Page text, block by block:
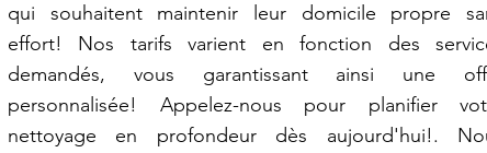
qui souhaitent maintenir leur domicile propre
effort! Nos tarifs varient en fonction des
demandés, vous garantissant ainsi une
personnalisée! Appelez-nous pour planifier
nettoyage en profondeur dès aujourd'hui!.